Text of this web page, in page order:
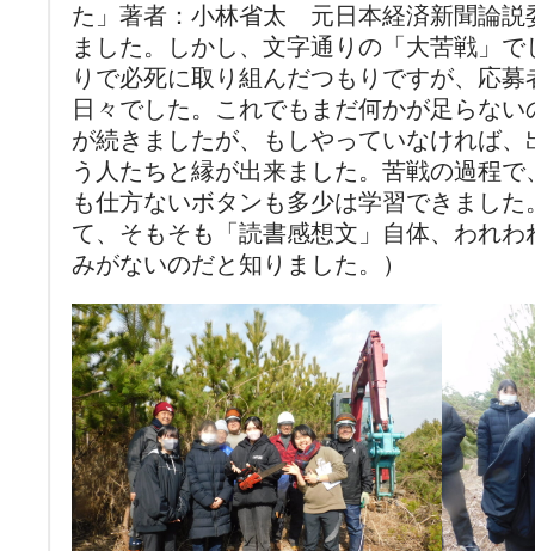
た」著者：小林省太 元日本経済新聞論説
ました。しかし、文字通りの「大苦戦」
りで必死に取り組んだつもりですが、応
日々でした。これでもまだ何かが足らな
が続きましたが、もしやっていなければ
う人たちと縁が出来ました。苦戦の過程
も仕方ないボタンも多少は学習できまし
て、そもそも「読書感想文」自体、われ
みがないのだと知りました。）